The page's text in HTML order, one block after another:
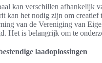
kan verschillen afhankelijk
kan het nodig zijn om
van de Vereniging van
Het is belangrijk om te
laadoplossingen